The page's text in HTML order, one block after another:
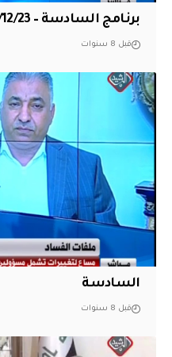
برنامج السادسة – 2018/12/23
قبل 8 سنوات
السادسة
قبل 8 سنوات